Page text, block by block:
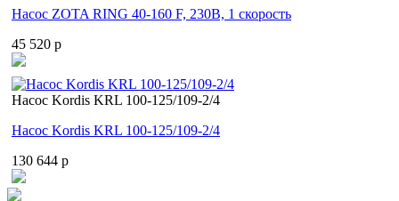
Насос ZOTA RING 40-160 F, 230В, 1 скорость
45 520 p
Насос Kordis KRL 100-125/109-2/4
Насос Kordis KRL 100-125/109-2/4
130 644 p